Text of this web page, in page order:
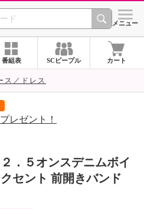
CHANNEL シメニュー
番組表 SCピープル カート
ス／ドレス
レゼント！
．５オンスデニムボイ
セント 前開きバンド